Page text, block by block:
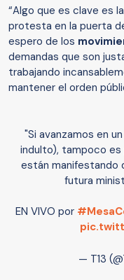
“Algo que es clave es la
protesta en la puerta
espero de los
demandas que son
trabajando
mantener el orden
"Si avanzamos en
indulto), tampoco es
están manifestando
futura
EN VIVO por
— T13